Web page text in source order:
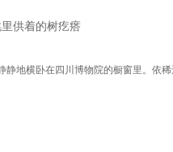
里供着的树疙瘩
静地横卧在四川博物院的橱窗里。依